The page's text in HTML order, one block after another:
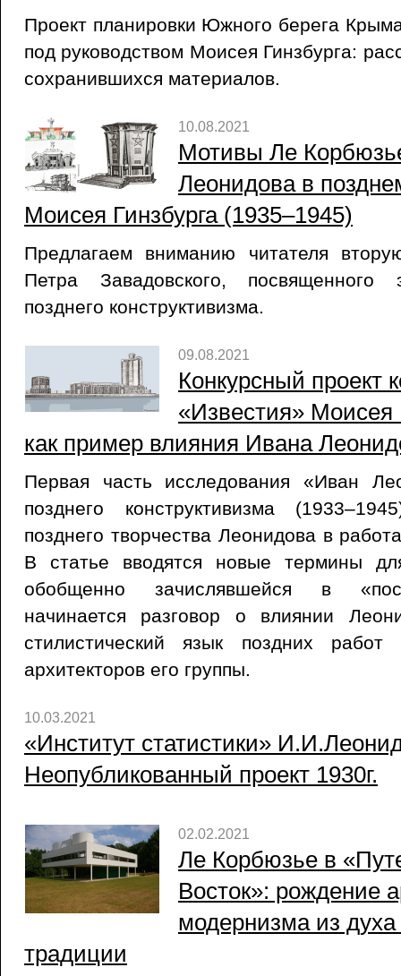
Проект планировки Южного берега
под руководством Моисея Гинзбурга:
сохранившихся материалов.
10.08.2021
Мотивы Ле
Леонидова в
Моисея Гинзбурга (1935–1945)
Предлагаем вниманию читателя
Петра Завадовского, посвященного
позднего конструктивизма.
09.08.2021
Конкурсный проект
«Известия» Моисея
как пример влияния Ивана
Первая часть исследования «Иван
позднего конструктивизма
позднего творчества Леонидова в
В статье вводятся новые термины
обобщенно зачислявшейся в
начинается разговор о влиянии
стилистический язык поздних
архитекторов его группы.
10.03.2021
«Институт статистики»
Неопубликованный проект 1930г.
02.02.2021
Ле Корбюзье в
Восток»: рождение
модернизма из духа
традиции